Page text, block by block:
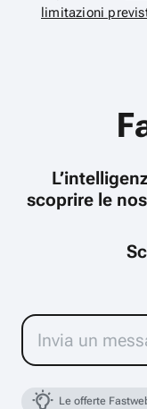
limitazioni
scoprire le
Le offerte